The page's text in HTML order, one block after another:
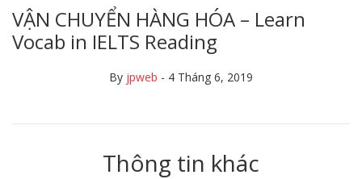
VẬN CHUYỂN HÀNG HÓA – Learn
Vocab in IELTS Reading
By jpweb - 4 Tháng 6, 2019
Thông tin khác